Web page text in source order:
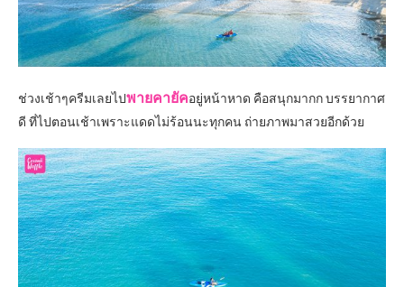
ช่วงเช้าๆครีมเลยไปพายคายัคอยู่หน้าหาด คือสนุกมากก บรรยากาศ
ดี ที่ไปตอนเช้าเพราะแดดไม่ร้อนนะทุกคน ถ่ายภาพมาสวยอีกด้วย